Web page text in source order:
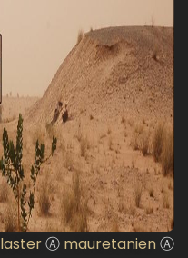
lasterⒶ mauretanienⒶ